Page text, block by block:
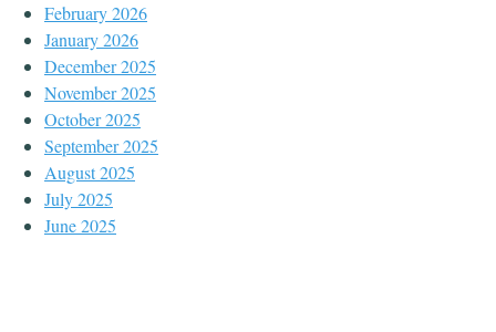
February 2026
January 2026
December 2025
November 2025
October 2025
September 2025
August 2025
July 2025
June 2025